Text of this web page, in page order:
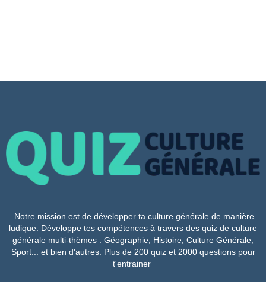
Notre mission est de développer ta culture générale de manière
ludique. Développe tes compétences à travers des quiz de culture
générale multi-thèmes : Géographie, Histoire, Culture Générale,
Sport... et bien d'autres. Plus de 200 quiz et 2000 questions pour
t'entrainer